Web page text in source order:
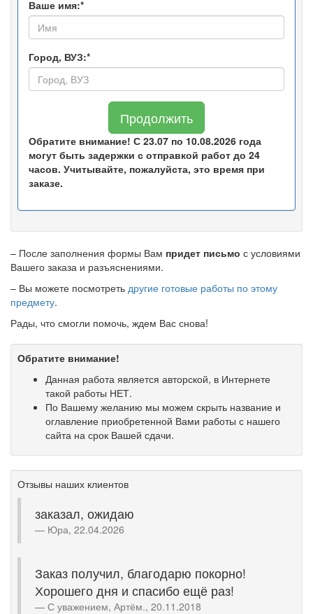
Ваше имя:*
Город, ВУЗ:*
Продолжить
Обратите внимание! С 23.07 по 10.08.2026 года
могут быть задержки с отправкой работ до 24
часов. Учитывайте, пожалуйста, это время при
заказе.
– После заполнения формы Вам придет письмо с условиями
Вашего заказа и разъяснениями.
– Вы можете посмотреть другие готовые работы по этому
предмету.
Рады, что смогли помочь, ждем Вас снова!
Обратите внимание!
Данная работа является авторской, в Интернете
такой работы НЕТ.
По Вашему желанию мы можем скрыть название и
оглавление приобретенной Вами работы с нашего
сайта на срок Вашей сдачи.
Отзывы наших клиентов
заказал, ожидаю
Юра, 22.04.2026
Заказ получил, благодарю покорно!
Хорошего дня и спасибо ещё раз!
С уважением, Артём., 20.11.2018